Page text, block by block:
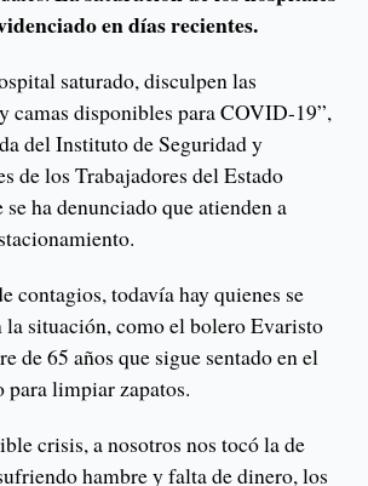
en días recientes.
saturado, disculpen las
camas disponibles para COVID-19”,
del Instituto de Seguridad y
de los Trabajadores del Estado
ha denunciado que atienden a
contagios, todavía hay quienes se
la situación, como el bolero Evaristo
de 65 años que sigue sentado en el
para limpiar zapatos.
crisis, a nosotros nos tocó la de
hambre y falta de dinero, los